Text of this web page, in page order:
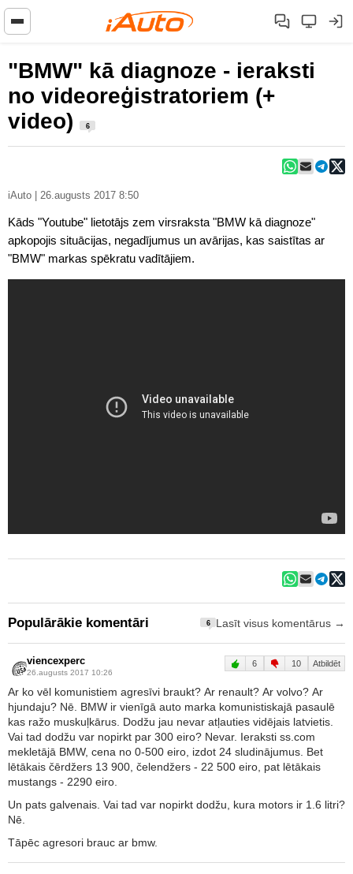
"BMW" kā diagnoze - ieraksti
no videoreģistratoriem (+
video)
6
iAuto | 26.augusts 2017 8:50
Kāds "Youtube" lietotājs zem virsraksta "BMW kā diagnoze"
apkopojis situācijas, negadījumus un avārijas, kas saistītas ar
"BMW" markas spēkratu vadītājiem.
Populārākie komentāri 6 Lasīt visus komentārus →
viencexperc
26.augusts 2017 10:26
6 10 Atbildēt
Ar ko vēl komunistiem agresīvi braukt? Ar renault? Ar volvo? Ar
hjundaju? Nē. BMW ir vienīgā auto marka komunistiskajā pasaulē
kas ražo muskuļkārus. Dodžu jau nevar atļauties vidējais latvietis.
Vai tad dodžu var nopirkt par 300 eiro? Nevar. Ieraksti ss.com
mekletājā BMW, cena no 0-500 eiro, izdot 24 sludinājumus. Bet
lētākais čērdžers 13 900, čelendžers - 22 500 eiro, pat lētākais
mustangs - 2290 eiro.
Un pats galvenais. Vai tad var nopirkt dodžu, kura motors ir 1.6 litri?
Nē.
Tāpēc agresori brauc ar bmw.